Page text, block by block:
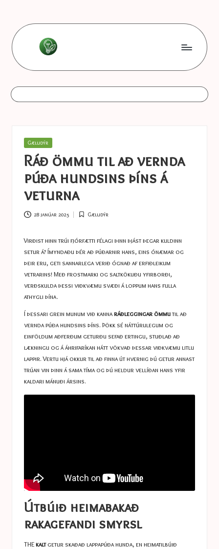
content
L
e
s
o
n
n
e
s
a
s
t
u
c
s
astuces
Posted
Gæludýr
Ráð ömmu til að vernda
púða hundsins þíns á
veturna
28 janúar 2025
Posted
Gæludýr
Virðist hinn trúi fjórfætti félagi þinn þjást þegar kuldinn
setur á? Ímyndaðu þér að púðarnir hans, eins ónæmar og
þeir eru, geti sannarlega verið ógnað af erfiðleikum
vetrarins! Með frostmarki og saltkökuðu yfirborði,
verðskulda þessi viðkvæmu svæði á loppum hans fulla
athygli þína.
Í þessari grein munum við kannaráðleggingar ömmutil að
vernda púða hundsins þíns. Þökk sé náttúrulegum og
einföldum aðferðum geturðu sefað ertingu, stuðlað að
lækningu og á áhrifaríkan hátt vökvað þessar viðkvæmu litlu
lappir. Vertu hjá okkur til að finna út hvernig þú getur annast
trúan vin þinn á sama tíma og þú heldur vellíðan hans yfir
kaldari mánuði ársins.
Útbúið heimabakað
rakagefandi smyrsl
THEkaltgetur skaðað lappapúða hunda, en heimatilbúið